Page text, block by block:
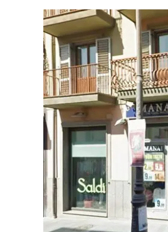
Streaming